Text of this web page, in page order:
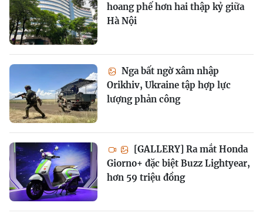
hoang phế hơn hai thập kỷ giữa
Hà Nội
Nga bất ngờ xâm nhập
Orikhiv, Ukraine tập hợp lực
lượng phản công
[GALLERY] Ra mắt Honda
Giorno+ đặc biệt Buzz Lightyear,
hơn 59 triệu đồng